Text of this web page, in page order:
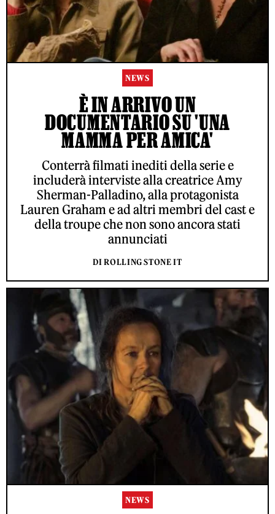
NEWS
È IN ARRIVO UN
DOCUMENTARIO SU 'UNA
MAMMA PER AMICA'
Conterrà filmati inediti della serie e
includerà interviste alla creatrice Amy
Sherman-Palladino, alla protagonista
Lauren Graham e ad altri membri del cast e
della troupe che non sono ancora stati
annunciati
DI ROLLING STONE IT
NEWS